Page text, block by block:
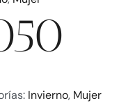
Invierno, Mujer